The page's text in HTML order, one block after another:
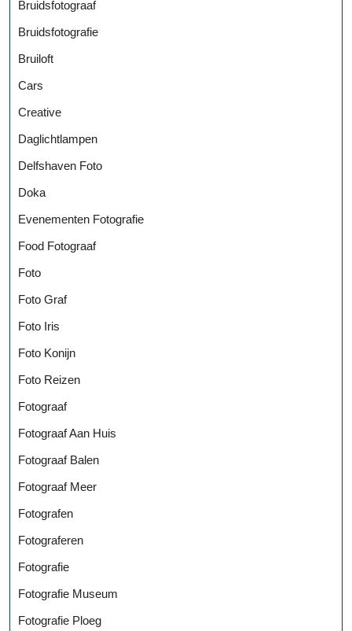
Bruidsfotograaf
Bruidsfotografie
Bruiloft
Cars
Creative
Daglichtlampen
Delfshaven Foto
Doka
Evenementen Fotografie
Food Fotograaf
Foto
Foto Graf
Foto Iris
Foto Konijn
Foto Reizen
Fotograaf
Fotograaf Aan Huis
Fotograaf Balen
Fotograaf Meer
Fotografen
Fotograferen
Fotografie
Fotografie Museum
Fotografie Ploeg